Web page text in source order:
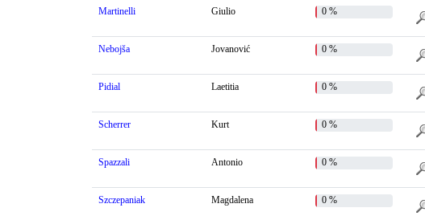
Martinelli Giulio 0 %
Nebojša Jovanović 0 %
Pidial Laetitia 0 %
Scherrer Kurt 0 %
Spazzali Antonio 0 %
Szczepaniak Magdalena 0 %